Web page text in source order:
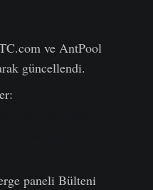
ve AntPool
güncellendi.
Year Supply
paneli Bülteni